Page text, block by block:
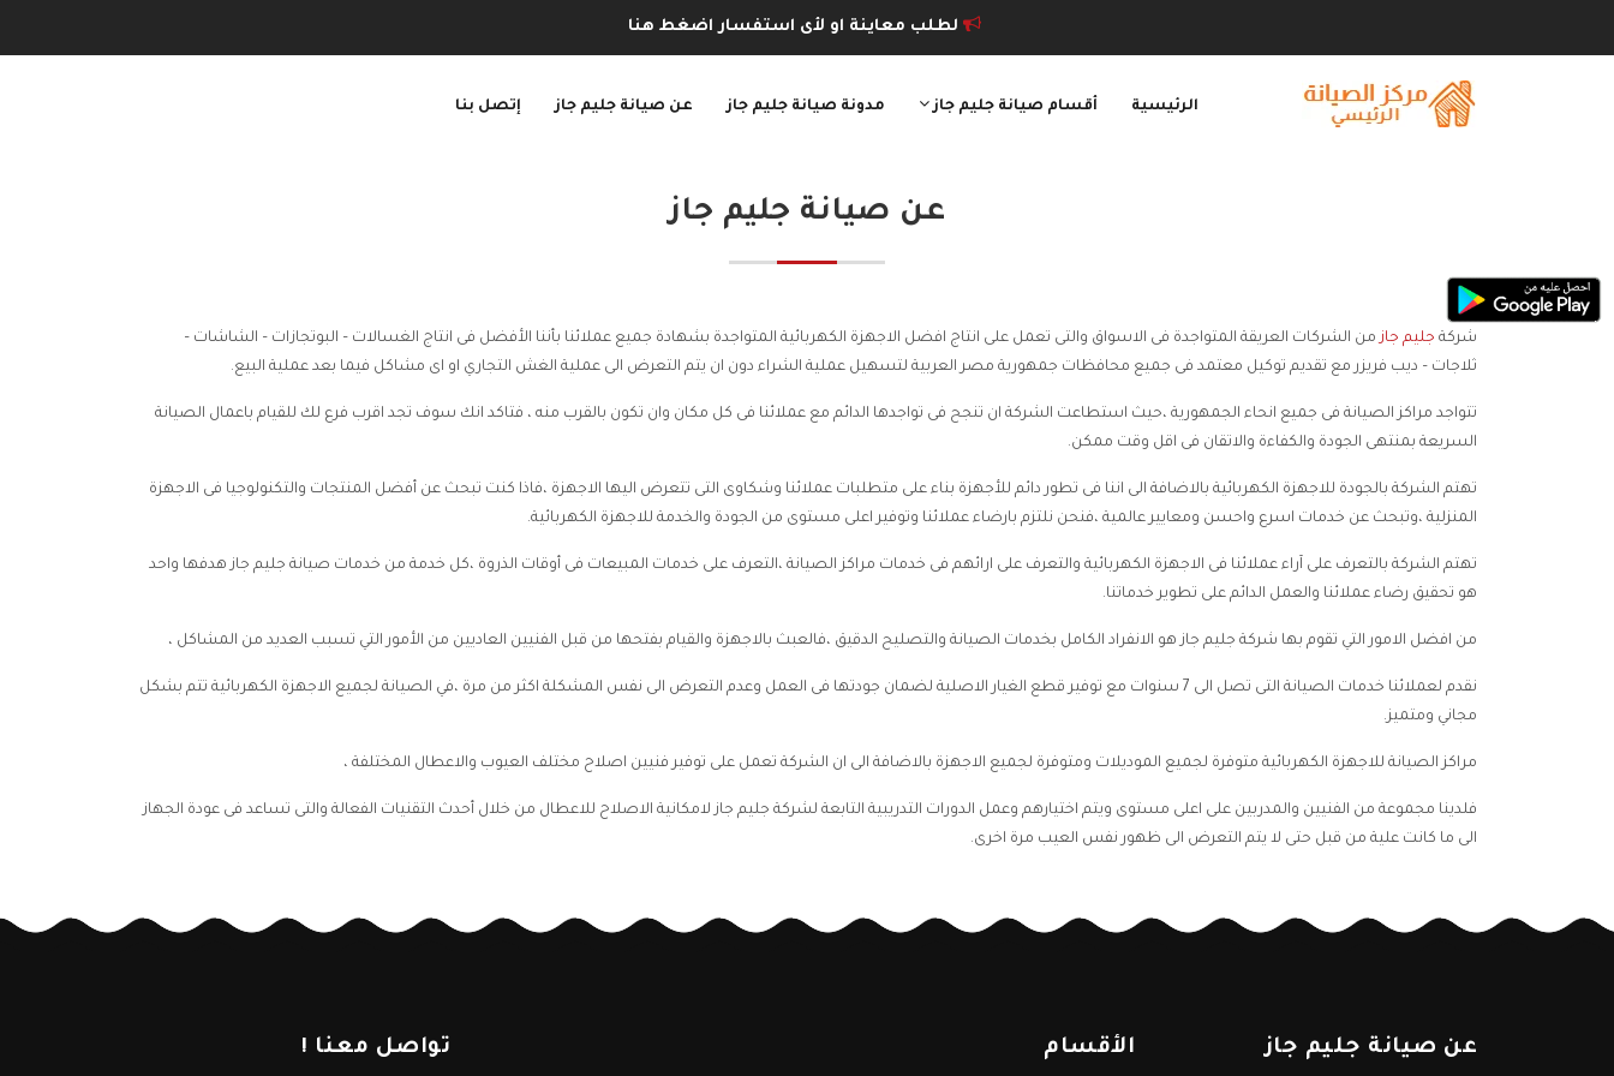
لطلب معاينة او لأى استفسار اضغط هنا
الرئيسية أقسام صيانة جليم جاز مدونة صيانة جليم جاز عن صيانة جليم جاز إتصل بنا
عن صيانة جليم جاز
شركة جليم جازمن الشركات العريقة المتواجدة فى الاسواق والتى تعمل على انتاج افضل الاجهزة الكهربائية المتواجدة بشهادة جميع عملائنا بأننا الأفضل فى انتاج الغسالات – البوتجازات – الشاشات –
ثلاجات – ديب فريزر مع تقديم توكيل معتمد فى جميع محافظات جمهورية مصر العربية لتسهيل عملية الشراء دون ان يتم التعرض الى عملية الغش التجاري او اى مشاكل فيما بعد عملية البيع.
تتواجد مراكز الصيانة فى جميع انحاء الجمهورية ،حيث استطاعت الشركة ان تنجح فى تواجدها الدائم مع عملائنا فى كل مكان وان تكون بالقرب منه ، فتاكد انك سوف تجد اقرب فرع لك للقيام باعمال الصيانة
السريعة بمنتهى الجودة والكفاءة والاتقان فى اقل وقت ممكن.
تهتم الشركة بالجودة للاجهزة الكهربائية بالاضافة الى اننا فى تطور دائم للأجهزة بناء على متطلبات عملائنا وشكاوى التى تتعرض اليها الاجهزة ،فاذا كنت تبحث عن أفضل المنتجات والتكنولوجيا فى الاجهزة
المنزلية ،وتبحث عن خدمات اسرع واحسن ومعايير عالمية ،فنحن نلتزم بارضاء عملائنا وتوفير اعلى مستوى من الجودة والخدمة للاجهزة الكهربائية.
تهتم الشركة بالتعرف على آراء عملائنا فى الاجهزة الكهربائية والتعرف على ارائهم فى خدمات مراكز الصيانة ،التعرف على خدمات المبيعات فى أوقات الذروة ،كل خدمة من خدمات صيانة جليم جاز هدفها واحد
هو تحقيق رضاء عملائنا والعمل الدائم على تطوير خدماتنا.
من افضل الامور التي تقوم بها شركة جليم جاز هو الانفراد الكامل بخدمات الصيانة والتصليح الدقيق ،فالعبث بالاجهزة والقيام بفتحها من قبل الفنيين العاديين من الأمور التي تسبب العديد من المشاكل ،
نقدم لعملائنا خدمات الصيانة التى تصل الى 7 سنوات مع توفير قطع الغيار الاصلية لضمان جودتها فى العمل وعدم التعرض الى نفس المشكلة اكثر من مرة ،في الصيانة لجميع الاجهزة الكهربائية تتم بشكل
مجاني ومتميز.
مراكز الصيانة للاجهزة الكهربائية متوفرة لجميع الموديلات ومتوفرة لجميع الاجهزة بالاضافة الى ان الشركة تعمل على توفير فنيين اصلاح مختلف العيوب والاعطال المختلفة ،
فلدينا مجموعة من الفنيين والمدربين على اعلى مستوى ويتم اختيارهم وعمل الدورات التدريبية التابعة لشركة جليم جاز لامكانية الاصلاح للاعطال من خلال أحدث التقنيات الفعالة والتى تساعد فى عودة الجهاز
الى ما كانت علية من قبل حتى لا يتم التعرض الى ظهور نفس العيب مرة اخرى.
عن صيانة جليم جاز الأقسام تواصل معنا !